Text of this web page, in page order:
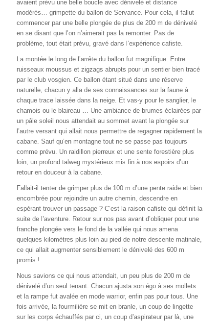
avaient prévu une belle boucle avec dénivelé et distance
modérés… grimpette du ballon de Servance. Pour cela, il fallut
commencer par une belle plongée de plus de 200 m de dénivelé
en se disant que l’on n’aimerait pas la remonter. Pas de
problème, tout était prévu, gravé dans l’expérience cafiste.
La montée le long de l’arrête du ballon fut magnifique. Entre
ruisseaux moussus et zigzags abrupts pour un sentier bien tracé
par le club vosgien. Ce ballon étant situé dans une réserve
naturelle, chacun y alla de ses connaissances sur la faune à
chaque trace laissée dans la neige. Et vas-y pour le sanglier, le
chamois ou le blaireau … Une ambiance de brumes éclairées par
un pâle soleil nous attendait au sommet avant la plongée sur
l’autre versant qui allait nous permettre de regagner rapidement la
cabane. Sauf qu’en montagne tout ne se passe pas toujours
comme prévu. Un raidillon pierreux et une sente forestière plus
loin, un profond talweg mystérieux mis fin à nos espoirs d’un
retour en douceur à la cabane.
Fallait-il tenter de grimper plus de 100 m d’une pente raide et bien
encombrée pour rejoindre un autre chemin, descendre en
espérant trouver un passage ? C’est la raison cafiste qui définit la
suite de l’aventure. Retour sur nos pas avant d’obliquer pour une
franche plongée vers le fond de la vallée qui nous amena
quelques kilomètres plus loin au pied de notre descente matinale,
ce qui allait augmenter sensiblement le dénivelé des 600 m
promis !
Nous savions ce qui nous attendait, un peu plus de 200 m de
dénivelé d’un seul tenant. Chacun ajusta son égo à ses mollets
et la rampe fut avalée en mode warrior, enfin pas pour tous. Une
fois arrivée, la fourmilière se mit en branle, un coup de lingette
sur les corps échauffés par ci, un coup d’aspirateur par là, une